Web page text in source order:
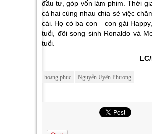
đầu tư, góp vốn làm phim. Thời
cả hai cùng nhau chia sẻ việc
cái. Họ có ba con – con gái
tuổi, đôi song sinh Ronaldo và
tuổi.
hoang phuc Nguyễn Uyên Phương